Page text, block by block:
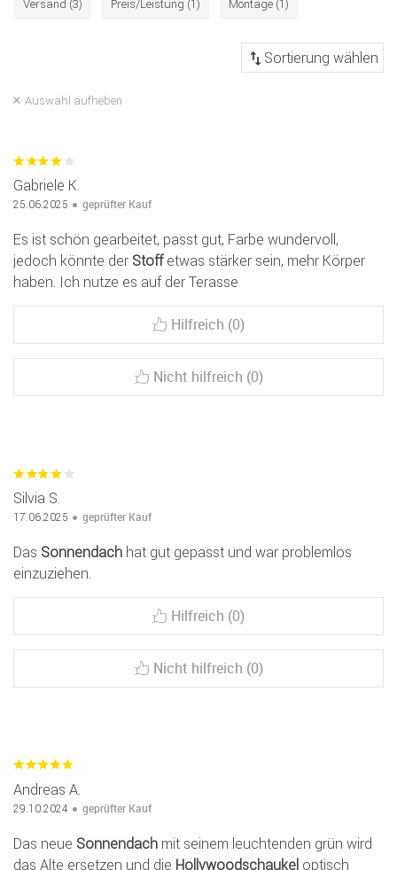
Versand (3) Preis/Leistung (1) Montage (1)
Auswahl aufheben
Gabriele K.
25.06.2025 geprüfter Kauf
Es ist schön gearbeitet, passt gut, Farbe wundervoll,
jedoch könnte der Stoffetwas stärker sein, mehr Körper
haben. Ich nutze es auf der Terasse
Hilfreich (0)
Nicht hilfreich (0)
Silvia S.
17.06.2025 geprüfter Kauf
Das Sonnendach hat gut gepasst und war problemlos
einzuziehen.
Hilfreich (0)
Nicht hilfreich (0)
Andreas A.
29.10.2024 geprüfter Kauf
Das neue Sonnendach mit seinem leuchtenden grün wird
das Alte ersetzen und die Hollywoodschaukel optisch